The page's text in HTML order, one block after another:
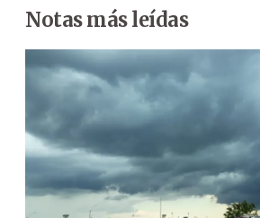
Notas más leídas